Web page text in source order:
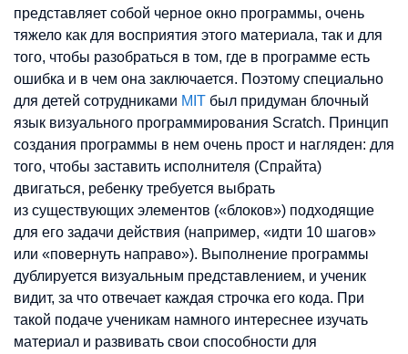
представляет собой черное окно программы, очень
тяжело как для восприятия этого материала, так и для
того, чтобы разобраться в том, где в программе есть
ошибка и в чем она заключается. Поэтому специально
для детей сотрудниками MIT был придуман блочный
язык визуального программирования Scratch. Принцип
создания программы в нем очень прост и нагляден: для
того, чтобы заставить исполнителя (Спрайта)
двигаться, ребенку требуется выбрать
из существующих элементов («блоков») подходящие
для его задачи действия (например, «идти 10 шагов»
или «повернуть направо»). Выполнение программы
дублируется визуальным представлением, и ученик
видит, за что отвечает каждая строчка его кода. При
такой подаче ученикам намного интереснее изучать
материал и развивать свои способности для